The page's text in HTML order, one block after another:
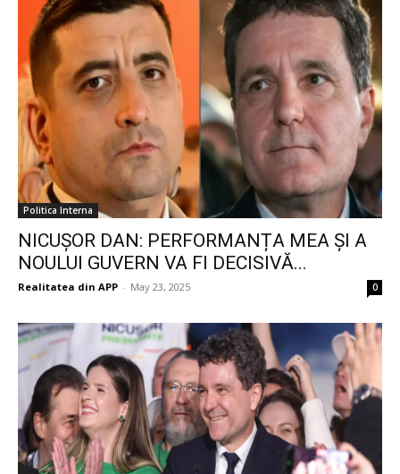
Politica Interna
NICUȘOR DAN: PERFORMANȚA MEA ȘI A
NOULUI GUVERN VA FI DECISIVĂ...
Realitatea din APP - May 23, 2025 0